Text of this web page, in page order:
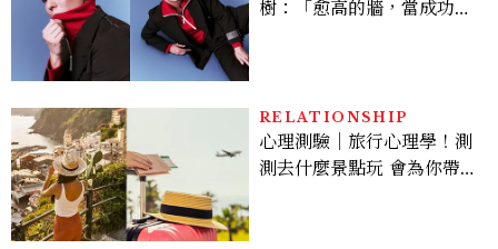
樹：「愈高的牆，當成功爬
RELATIONSHIP
心理測驗｜旅行心理學！測
測去什麼景點玩 會為你帶來